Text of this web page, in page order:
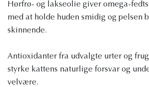
Hørfrø- og lakseolie giver omega-
med at holde huden smidig og pelsen
skinnende.
Antioxidanter fra udvalgte urter og
styrke kattens naturlige forsvar og
velvære.